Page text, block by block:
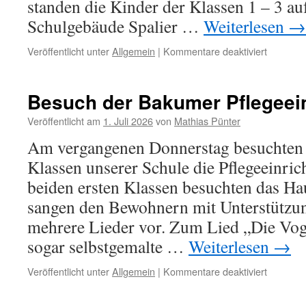
standen die Kinder der Klassen 1 – 3
Schulgebäude Spalier … Weiterlesen →
Veröffentlicht unterAllgemein | Kommentare deaktiviertfür
Klassen
Besuch der Bakumer
Veröffentlicht am 1. Juli 2026von Mathias Pünter
Am vergangenen Donnerstag
Klassen unserer Schule die
beiden ersten Klassen besuchten das
sangen den Bewohnern mit
mehrere Lieder vor. Zum Lied „Die
sogar selbstgemalte … Weiterlesen →
Veröffentlicht unterAllgemein | Kommentare deaktiviertfür